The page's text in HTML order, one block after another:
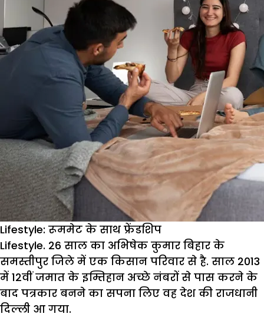
Lifestyle: रूममेट के साथ फ्रेंडशिप
Lifestyle. 26 साल का अभिषेक कुमार बिहार के
समस्तीपुर जिले में एक किसान परिवार से है. साल 2013
में 12वीं जमात के इम्तिहान अच्छे नंबरों से पास करने के
बाद पत्रकार बनने का सपना लिए वह देश की राजधानी
दिल्ली आ गया.